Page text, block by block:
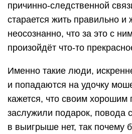
причинно-следственной
старается жить правильно и
неосознанно, что за это с
произойдёт что-то
Именно такие люди,
и попадаются на удочку
кажется, что своим хорошим
заслужили подарок, повода
в выигрыше нет, так почему